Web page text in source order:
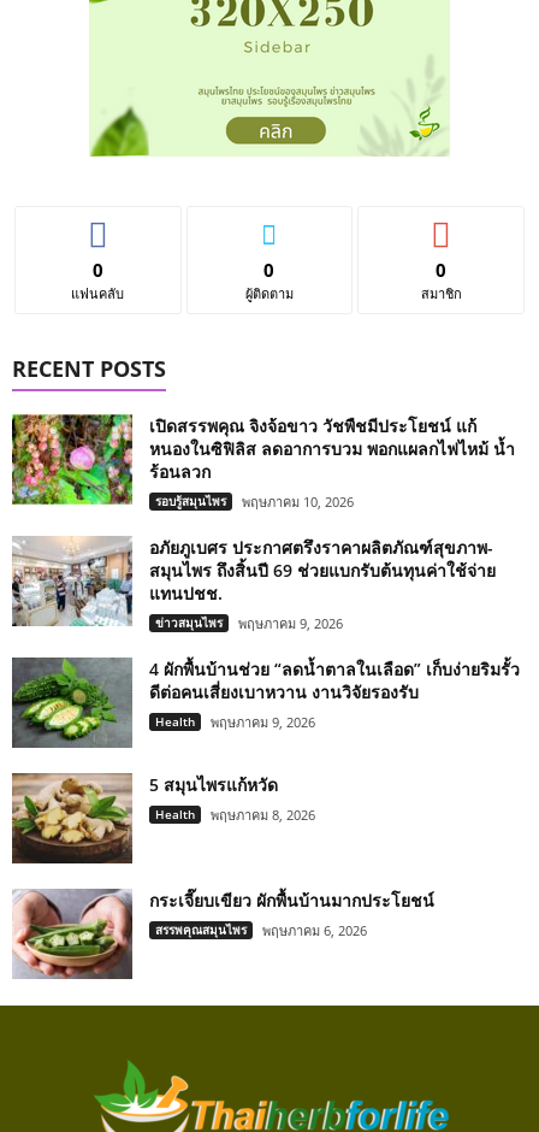
0
แฟนคลับ
0
ผู้ติดตาม
0
สมาชิก
RECENT POSTS
เปิดสรรพคุณ จิงจ้อขาว วัชพืชมีประโยชน์ แก้
หนองในซิฟิลิส ลดอาการบวม พอกแผลกไฟไหม้ น้ำ
ร้อนลวก
รอบรู้สมุนไพร พฤษภาคม 10, 2026
อภัยภูเบศร ประกาศตรึงราคาผลิตภัณฑ์สุขภาพ-
สมุนไพร ถึงสิ้นปี 69 ช่วยแบกรับต้นทุนค่าใช้จ่าย
แทนปชช.
ข่าวสมุนไพร พฤษภาคม 9, 2026
4 ผักพื้นบ้านช่วย “ลดน้ำตาลในเลือด” เก็บง่ายริมรั้ว
ดีต่อคนเสี่ยงเบาหวาน งานวิจัยรองรับ
Health พฤษภาคม 9, 2026
5 สมุนไพรแก้หวัด
Health พฤษภาคม 8, 2026
กระเจี๊ยบเขียว ผักพื้นบ้านมากประโยชน์
สรรพคุณสมุนไพร พฤษภาคม 6, 2026